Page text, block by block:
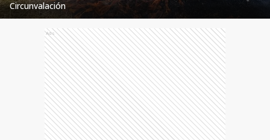
Circunvalación
Ads